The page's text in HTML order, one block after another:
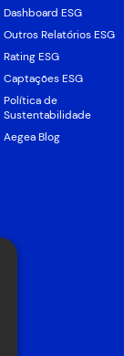
Dashboard ESG
Outros Relatórios ESG
Rating ESG
Captações ESG
Política de
Sustentabilidade
Aegea Blog